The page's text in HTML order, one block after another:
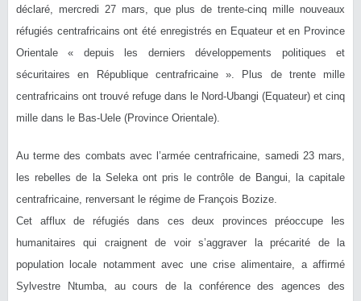
déclaré, mercredi 27 mars, que plus de trente-cinq mille nouveaux
réfugiés centrafricains ont été enregistrés en Equateur et en Province
Orientale « depuis les derniers développements politiques et
sécuritaires en République centrafricaine ». Plus de trente mille
centrafricains ont trouvé refuge dans le Nord-Ubangi (Equateur) et cinq
mille dans le Bas-Uele (Province Orientale).
Au terme des combats avec l’armée centrafricaine, samedi 23 mars,
les rebelles de la Seleka ont pris le contrôle de Bangui, la capitale
centrafricaine, renversant le régime de François Bozize.
Cet afflux de réfugiés dans ces deux provinces préoccupe les
humanitaires qui craignent de voir s’aggraver la précarité de la
population locale notamment avec une crise alimentaire, a affirmé
Sylvestre Ntumba, au cours de la conférence des agences des